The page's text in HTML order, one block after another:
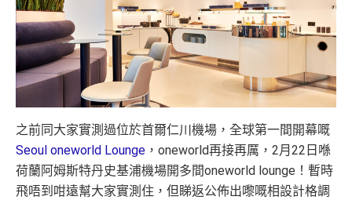
之前同大家實測過位於首爾仁川機場，全球第一間開幕嘅
Seoul oneworld Lounge ，oneworld再接再厲，2月22日喺
荷蘭阿姆斯特丹史基浦機場開多間oneworld lounge！暫時
飛唔到咁遠幫大家實測住，但睇返公佈出嚟嘅相設計格調